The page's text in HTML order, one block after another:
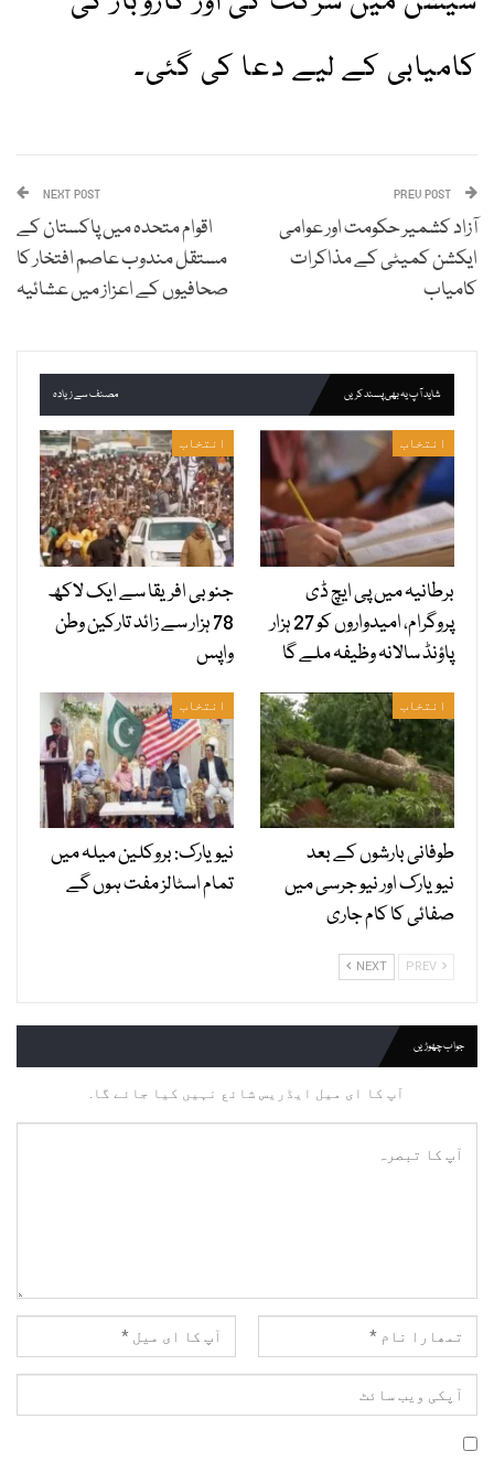
کامیابی کے لیے دعا کی گئی۔
آزاد کشمیر حکومت اور عوامی
ایکشن کمیٹی کے مذاکرات
کامیاب
NEXT POST
اقوام متحدہ میں پاکستان کے
مستقل مندوب عاصم افتخار کا
صحافیوں کے اعزاز میں عشائیہ
شاید آپ یہ بھی پسند کریں مصنف سے زیادہ
انتخاب
برطانیہ میں پی ایچ ڈی
پروگرام، امیدواروں کو 27 ہزار
پاؤنڈ سالانہ وظیفہ ملے گا
انتخاب
جنوبی افریقا سے ایک لاکھ
78 ہزار سے زائد تارکین وطن
واپس
انتخاب
طوفانی بارشوں کے بعد
نیویارک اور نیو جرسی میں
صفائی کا کام جاری
انتخاب
نیویارک: بروکلین میلہ میں
تمام اسٹالز مفت ہوں گے
NEXT
جواب چھوڑیں
آپ کا ای میل ایڈریس شائع نہیں کیا جائے گا.